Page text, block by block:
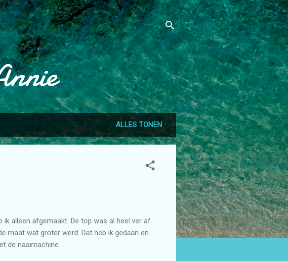
ALLES TONEN
alleen afgemaakt. De top was al heel ver af.
maat wat groter werd. Dat heb ik gedaan en
de naaimachine.